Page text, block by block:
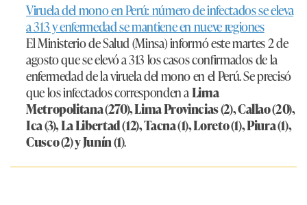
Viruela del mono en Perú: número de infectados se eleva
a 313 y enfermedad se mantiene en nueve regiones
El Ministerio de Salud (Minsa) informó este martes 2 de
agosto que se elevó a 313 los casos confirmados de la
enfermedad de la viruela del mono en el Perú. Se precisó
que los infectados corresponden aLima
Metropolitana (270), Lima Provincias (2), Callao (20),
Ica (3), La Libertad (12), Tacna (1), Loreto (1), Piura (1),
Cusco (2) y Junín (1).